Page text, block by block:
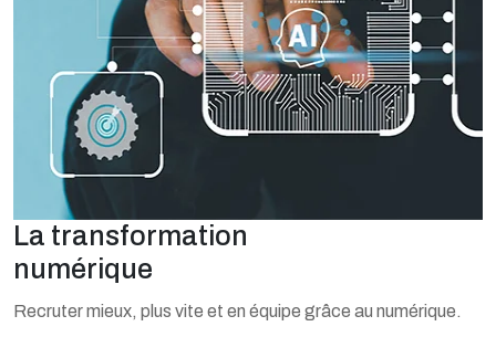
La transformation
numérique
Recruter mieux, plus vite et en équipe grâce au numérique.